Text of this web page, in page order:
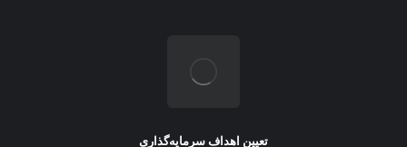
تعیین اهداف سرمایه‌گذاری